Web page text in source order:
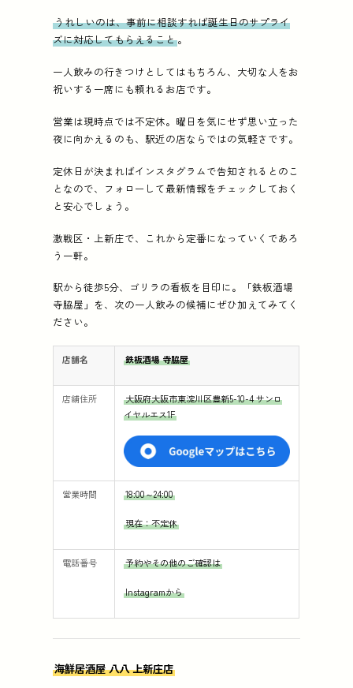
うれしいのは、事前に相談すれば誕生日のサプライ
ズに対応してもらえること。
一人飲みの行きつけとしてはもちろん、大切な人をお
祝いする一席にも頼れるお店です。
営業は現時点では不定休。曜日を気にせず思い立った
夜に向かえるのも、駅近の店ならではの気軽さです。
定休日が決まればインスタグラムで告知されるとのこ
となので、フォローして最新情報をチェックしておく
と安心でしょう。
激戦区・上新庄で、これから定番になっていくであろ
う一軒。
駅から徒歩5分、ゴリラの看板を目印に。「鉄板酒場
寺脇屋」を、次の一人飲みの候補にぜひ加えてみてく
ださい。
店舗名 ⁡鉄板酒場 寺脇屋
店舗住所
大阪府大阪市東淀川区豊新5-10-4⁡⁡ サンロ
イヤルエス1F
営業時間 18:00～24:00
現在：不定休
電話番号 予約やその他のご確認は
Instagramから
海鮮居酒屋 八八 上新庄店